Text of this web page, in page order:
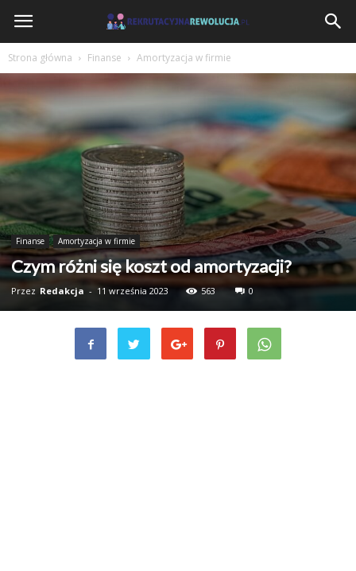
RekrutacyjnaRewolucja.pl
Strona główna Finanse Amortyzacja w firmie
Finanse Amortyzacja w firmie
Czym różni się koszt od amortyzacji?
Przez Redakcja - 11 września 2023 563 0